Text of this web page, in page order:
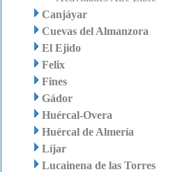
Canjáyar
Cuevas del Almanzora
El Ejido
Felix
Fines
Gádor
Huércal-Overa
Huércal de Almería
Líjar
Lucainena de las Torres